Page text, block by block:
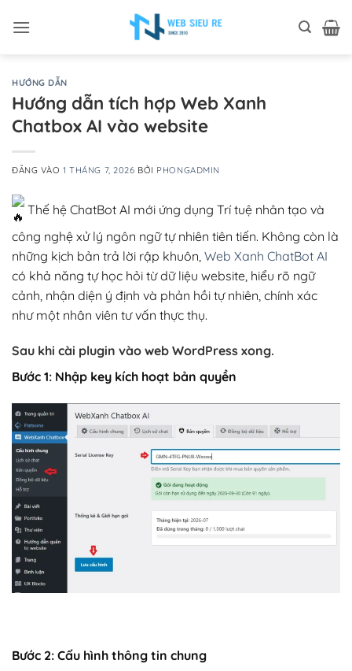
qua
HƯỚNG DẪN
Hướng dẫn tích hợp Web Xanh
Chatbox AI vào website
ĐĂNG VÀO1 THÁNG 7, 2026 BỞI PHONGADMIN
Thế hệ ChatBot AI mới ứng dụng Trí tuệ nhân tạo và
công nghệ xử lý ngôn ngữ tự nhiên tiên tiến. Không còn là
những kịch bản trả lời rập khuôn, Web Xanh ChatBot AI
có khả năng tự học hỏi từ dữ liệu website, hiểu rõ ngữ
cảnh, nhận diện ý định và phản hồi tự nhiên, chính xác
như một nhân viên tư vấn thực thụ.
Sau khi cài plugin vào web WordPress xong.
Bước 1: Nhập key kích hoạt bản quyền
Bước 2: Cấu hình thông tin chung